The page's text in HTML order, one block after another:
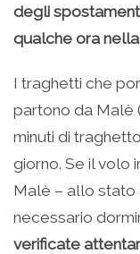
degli
qualche ora
I traghetti che
partono da Malè
minuti di
giorno. Se il volo
Malè – allo stato
necessario
verificate